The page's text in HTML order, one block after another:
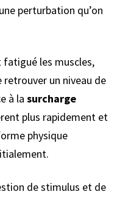
perturbation qu’on
les muscles,
un niveau de
à la surcharge
plus rapidement et
physique
de stimulus et de